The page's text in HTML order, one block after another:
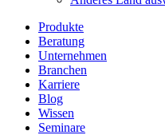
Produkte
Beratung
Unternehmen
Branchen
Karriere
Blog
Wissen
Seminare